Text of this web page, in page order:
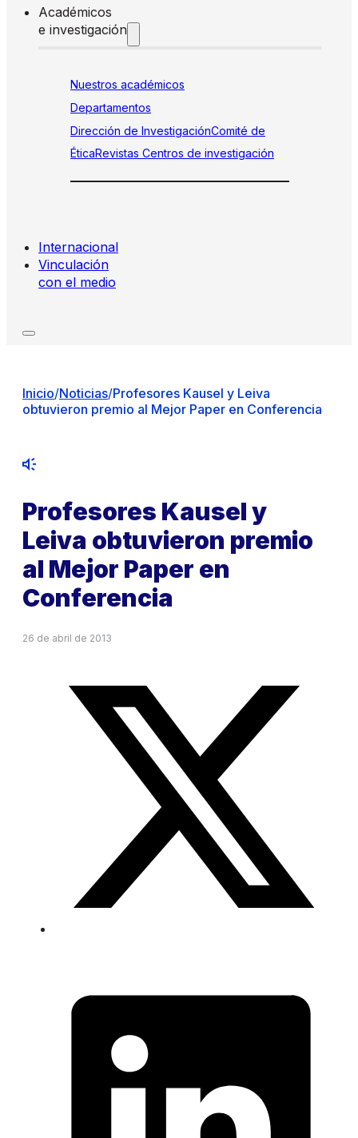
Académicos
e investigación
Nuestros académicos
Departamentos
Dirección de InvestigaciónComité de
ÉticaRevistas Centros de investigación
Internacional
Vinculación
con el medio
Inicio/Noticias/Profesores Kausel y Leiva
obtuvieron premio al Mejor Paper en Conferencia
Profesores Kausel y
Leiva obtuvieron premio
al Mejor Paper en
Conferencia
26 de abril de 2013